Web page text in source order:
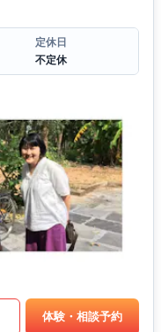
定休日
不定休
体験・相談予約